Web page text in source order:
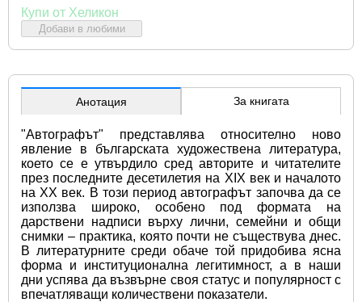
Купи от Хеликон
Добави в любими
Анотация За книгата
"Автографът" представлява относително ново
явление в българската художествена литература,
което се е утвърдило сред авторите и читателите
през последните десетилетия на XIX век и началото
на XX век. В този период автографът започва да се
използва широко, особено под формата на
дарствени надписи върху лични, семейни и общи
снимки – практика, която почти не съществува днес.
В литературните среди обаче той придобива ясна
форма и институционална легитимност, а в наши
дни успява да възвърне своя статус и популярност с
впечатляващи количествени показатели.